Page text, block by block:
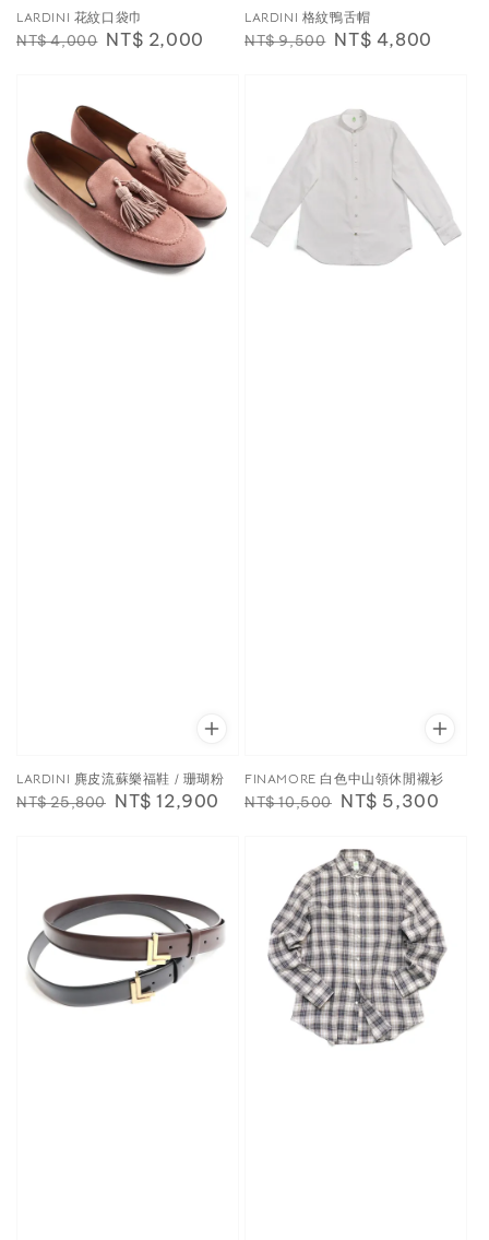
LARDINI 花紋口袋巾
Regular
NT$ 4,000 Sale
NT$ 2,000
LARDINI 格紋鴨舌帽
Regular
NT$ 9,500 Sale
NT$ 4,800
LARDINI 麂皮流蘇樂福鞋 / 珊瑚粉
Regular
NT$ 25,800 Sale
NT$ 12,900
FINAMORE 白色中山領休閒襯衫
Regular
NT$ 10,500 Sale
NT$ 5,300